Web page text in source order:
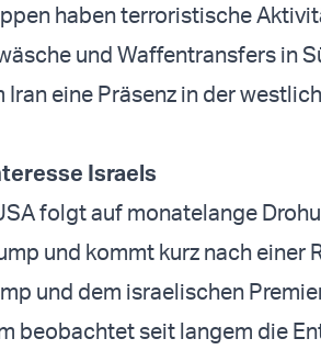
haben terroristische
und Waffentransfers in
eine Präsenz in der
Israels
folgt auf monatelange
und kommt kurz nach einer
und dem israelischen
beobachtet seit langem die